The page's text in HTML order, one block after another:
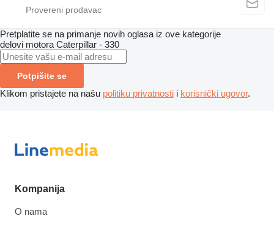
Pretplatite se na primanje novih oglasa iz ove kategorije
delovi motora Caterpillar - 330
Potpišite se
Klikom pristajete na našu politiku privatnosti i korisnički ugovor.
Kompanija
O nama